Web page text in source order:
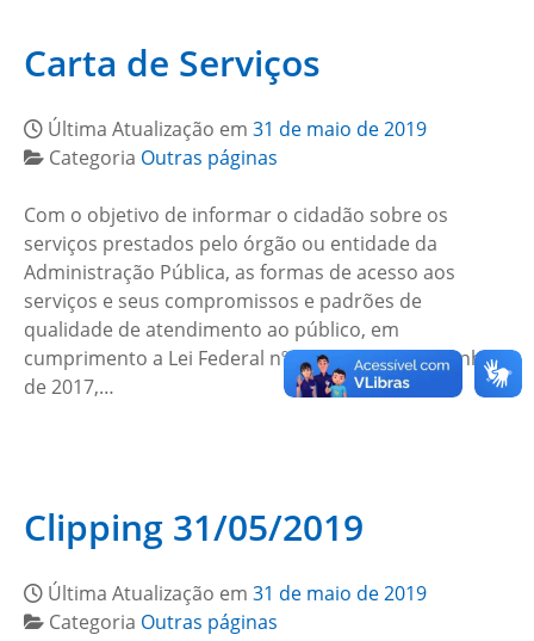
Carta de Serviços
Última Atualização em 31 de maio de 2019
Categoria Outras páginas
Com o objetivo de informar o cidadão sobre os
serviços prestados pelo órgão ou entidade da
Administração Pública, as formas de acesso aos
serviços e seus compromissos e padrões de
qualidade de atendimento ao público, em
cumprimento a Lei Federal nº 13.460, de 26 de junho
de 2017,…
Clipping 31/05/2019
Última Atualização em 31 de maio de 2019
Categoria Outras páginas